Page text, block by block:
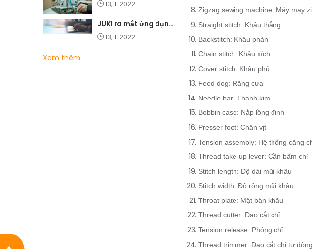
13, 11 2022
JUKI ra mắt ứng dụng mới ShuHaRi và các giải pháp học tập điện tử
13, 11 2022
Xem thêm
Zigzag sewing machine: Máy may
Straight stitch: Khâu thẳng
Backstitch: Khâu phản
Chain stitch: Khâu xích
Cover stitch: Khâu phủ
Feed dog: Răng cưa
Needle bar: Thanh kim
Bobbin case: Nắp lồng đinh
Presser foot: Chân vịt
Tension assembly: Hệ thống căng
Thread take-up lever: Cần bấm chỉ
Stitch length: Độ dài mũi khâu
Stitch width: Độ rộng mũi khâu
Throat plate: Mặt bàn khâu
Thread cutter: Dao cắt chỉ
Tension release: Phóng chỉ
Thread trimmer: Dao cắt chỉ tự động